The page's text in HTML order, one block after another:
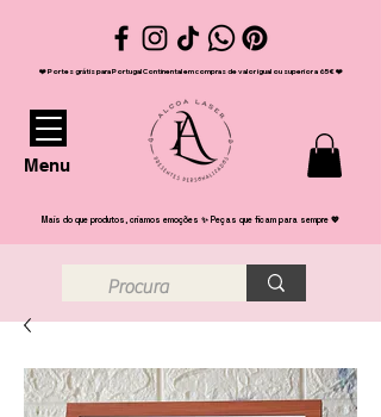
❤️ Portes grátis para Portugal Continental em compras de valor igual ou superior a 65€ ❤️
Menu
Mais do que produtos, criamos emoções ✨ Peças que ficam para sempre 💖